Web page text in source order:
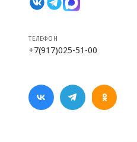
ТЕЛЕФОН
+7(917)025-51-00